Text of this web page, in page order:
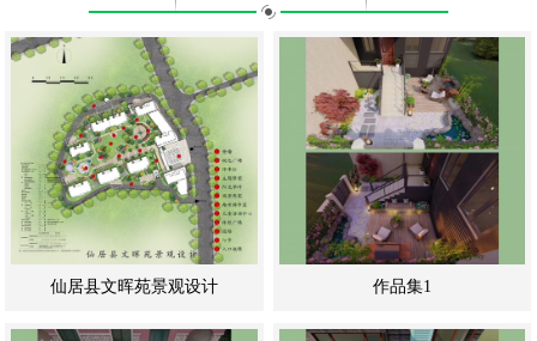
仙居县文晖苑景观设计 作品集1